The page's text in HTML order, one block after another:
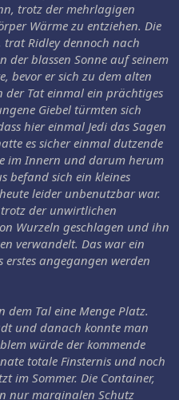
trotz der mehrlagigen
Wärme zu entziehen. Die
trat Ridley dennoch nach
der blassen Sonne auf seinem
bevor er sich zu dem alten
der Tat einmal ein prächtiges
Giebel türmten sich
hier einmal Jedi das Sagen
es sicher einmal dutzende
im Innern und darum herum
befand sich ein kleines
leider unbenutzbar war.
der unwirtlichen
Wurzeln geschlagen und ihn
verwandelt. Das war ein
angegangen werden
dem Tal eine Menge Platz.
und danach konnte man
würde der kommende
totale Finsternis und noch
im Sommer. Die Container,
nur marginalen Schutz